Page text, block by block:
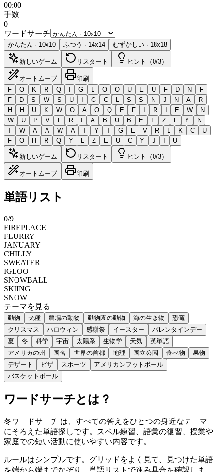
00:00
手数
0
ワードサーチ
かんたん · 10x10 ふつう · 14x14 むずかしい · 18x18
新しいゲーム リスタート ヒント（0/3）
オートムーブ
印刷
F
O K R Q I G L O O U E U F D N
F
F
D S W S U I G C L S S N J N A
R
H
H U K W O A O Q E F I R I E W
N
W
U P V L R I A B U B E L Z L Y
N
T
W A A W A T Y T G E V R L K C
U
F
O H R Q Y L Z E U C Y J I U
新しいゲーム リスタート ヒント（0/3）
オートムーブ 印刷
単語リスト
0/9
FIREPLACE
FLURRY
JANUARY
CHILLY
SWEATER
IGLOO
SNOWBALL
SKIING
SNOW
テーマを見る
動物 犬種 農場の動物 動物園の動物 海の生き物
恐竜
クリスマス
ハロウィン 感謝祭 イースター
バレンタインデー
夏
冬 科学 宇宙 太陽系 生物学 天気
英単語
アメリカの州
国名 世界の首都 地理 国立公園 食べ物
果物
デザート
ピザ スポーツ
アメリカンフットボール
バスケットボール
ワードサーチとは？
冬ワードサーチ は、すべての答えをひとつの身近なテーマ
にそろえた単語探しです。スペル練習、語彙の復習、授業や
家庭での短い活動に使いやすい内容です。
ルールはシンプルです。グリッドをよく見て、見つけた単語
を端から端までなぞり、単語リストで進み具合を確認しま